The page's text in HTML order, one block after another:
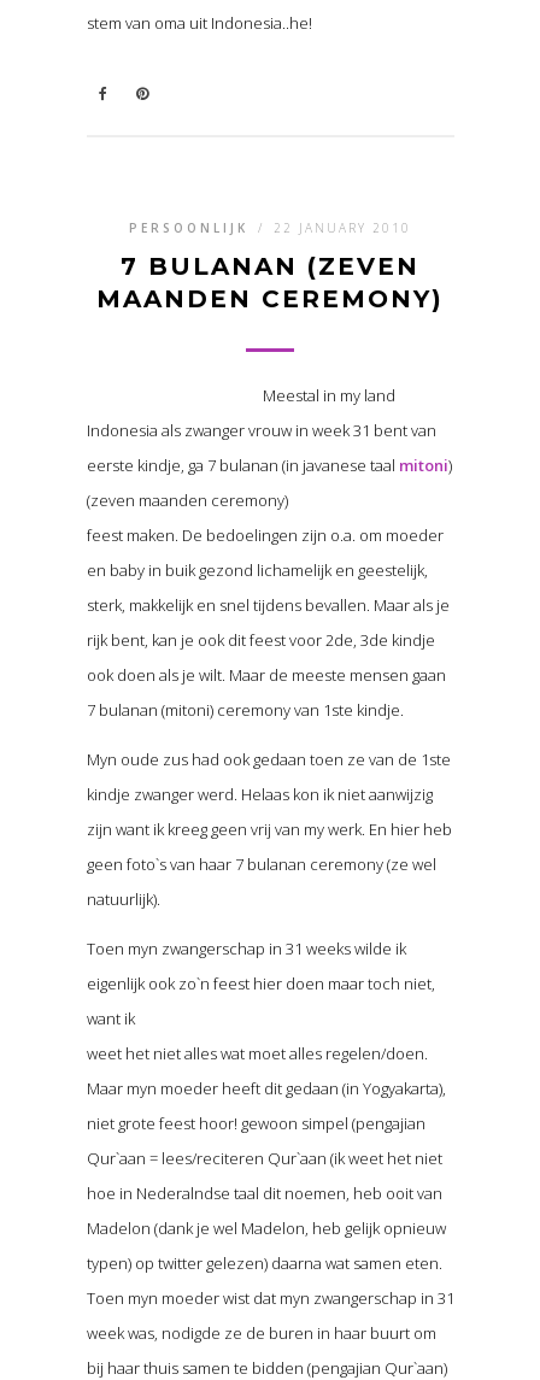
stem van oma uit Indonesia..he!
PERSOONLIJK / 22 JANUARY 2010
7 BULANAN (ZEVEN
MAANDEN CEREMONY)
Meestal in my land
Indonesia als zwanger vrouw in week 31 bent van
eerste kindje, ga 7 bulanan (in javanese taal mitoni)
(zeven maanden ceremony)
feest maken. De bedoelingen zijn o.a. om moeder
en baby in buik gezond lichamelijk en geestelijk,
sterk, makkelijk en snel tijdens bevallen. Maar als je
rijk bent, kan je ook dit feest voor 2de, 3de kindje
ook doen als je wilt. Maar de meeste mensen gaan
7 bulanan (mitoni) ceremony van 1ste kindje.
Myn oude zus had ook gedaan toen ze van de 1ste
kindje zwanger werd. Helaas kon ik niet aanwijzig
zijn want ik kreeg geen vrij van my werk. En hier heb
geen foto`s van haar 7 bulanan ceremony (ze wel
natuurlijk).
Toen myn zwangerschap in 31 weeks wilde ik
eigenlijk ook zo`n feest hier doen maar toch niet,
want ik
weet het niet alles wat moet alles regelen/doen.
Maar myn moeder heeft dit gedaan (in Yogyakarta),
niet grote feest hoor! gewoon simpel (pengajian
Qur`aan = lees/reciteren Qur`aan (ik weet het niet
hoe in Nederalndse taal dit noemen, heb ooit van
Madelon (dank je wel Madelon, heb gelijk opnieuw
typen) op twitter gelezen) daarna wat samen eten.
Toen myn moeder wist dat myn zwangerschap in 31
week was, nodigde ze de buren in haar buurt om
bij haar thuis samen te bidden (pengajian Qur`aan)